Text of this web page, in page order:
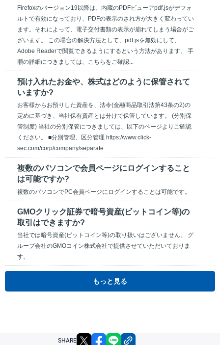
Firefoxのバージョン19以降は、内蔵のPDFビューアpdf.jsがデフォ
ルトで有効になっており、PDFの表示のされ方が大きく変わってい
ます。それによって、電子交付書類の表示が崩れてしまう場合がご
ざいます。 この場合の解決方法として、pdf.jsを無効にして、
Adobe Readerで閲覧できるようにするという方法があります。 手
順の詳細につきましては、こちらをご確認...
預け入れたお金や、株式はどのように保管されて
いますか?
お客様からお預りした資産を、法令(金融商品取引法第43条の2)の
定めに基づき、当社保有資産とは分けて保管しています。 (分別保
管制度) 当社の分別保管につきましては、以下のページよりご確認
ください。 ■分別管理、区分管理 https://www.click-
sec.com/corp/company/separate
複数のパソコンで会員ページにログインすること
は可能ですか?
複数のパソコンでPC会員ページにログインすることは可能です。
GMOクリック証券で暗号資産(ビットコイン等)の
取引はできますか?
当社では暗号資産(ビットコイン等)の取り扱いはございません。 グ
ループ会社のGMOコイン株式会社で提供させていただいておりま
す。
もっと見る
SHARE X facebook